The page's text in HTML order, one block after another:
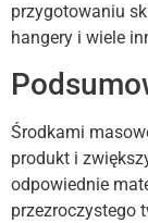
przygotowaniu
hangery i wiele
Środkami
produkt i
odpowiednie
przezroczystego